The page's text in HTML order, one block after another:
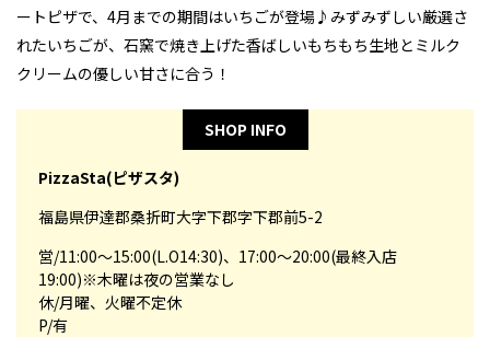
ートピザで、4月までの期間はいちごが登場♪みずみずしい厳選さ
れたいちごが、石窯で焼き上げた香ばしいもちもち生地とミルク
クリームの優しい甘さに合う！
SHOP INFO
PizzaSta(ピザスタ)
福島県伊達郡桑折町大字下郡字下郡前5-2
営/11:00～15:00(L.O14:30)、17:00～20:00(最終入店
19:00)※木曜は夜の営業なし
休/月曜、火曜不定休
P/有